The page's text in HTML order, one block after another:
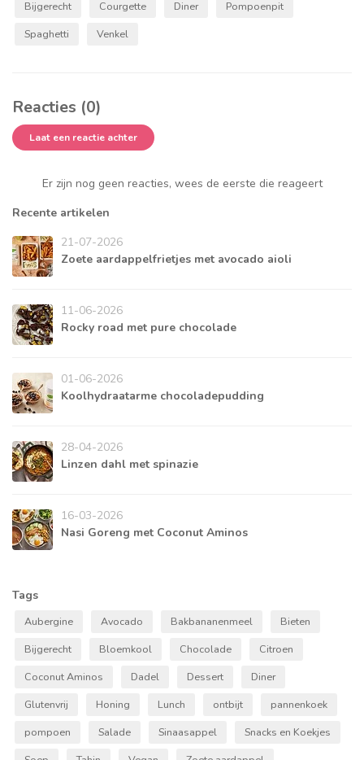
Bijgerecht Courgette Diner
Pompoenpit
Spaghetti
Venkel
Reacties (0)
Laat een reactie achter
Er zijn nog geen reacties, wees de eerste die reageert
Recente artikelen
21-07-2026
Zoete aardappelfrietjes met avocado aioli
11-06-2026
Rocky road met pure chocolade
01-06-2026
Koolhydraatarme chocoladepudding
28-04-2026
Linzen dahl met spinazie
16-03-2026
Nasi Goreng met Coconut Aminos
Tags
Aubergine Avocado Bakbananenmeel
Bieten
Bijgerecht
Bloemkool Chocolade
Citroen
Coconut Aminos
Dadel Dessert
Diner
Glutenvrij
Honing Lunch ontbijt
pannenkoek
pompoen
Salade Sinaasappel
Snacks en Koekjes